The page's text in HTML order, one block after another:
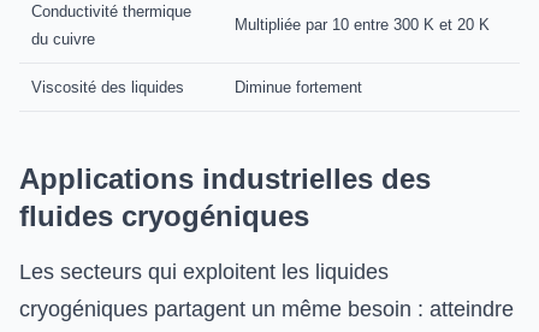
Conductivité thermique
du cuivre
Multipliée par 10 entre 300 K et 20 K
Viscosité des liquides Diminue fortement
Applications industrielles des
fluides cryogéniques
Les secteurs qui exploitent les liquides
cryogéniques partagent un même besoin : atteindre